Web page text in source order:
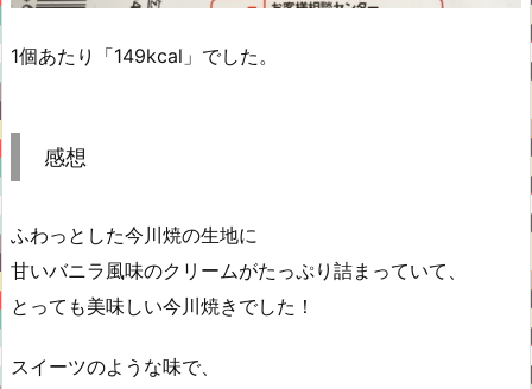
1個あたり「149kcal」でした。
感想
ふわっとした今川焼の生地に
甘いバニラ風味のクリームがたっぷり詰まっていて、
とっても美味しい今川焼きでした！
スイーツのような味で、